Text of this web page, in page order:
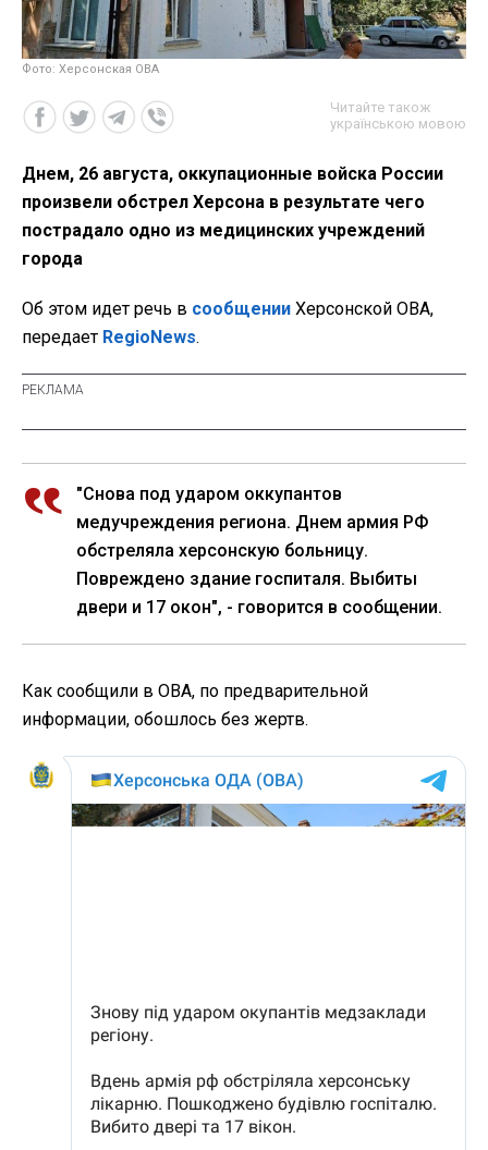
Фото: Херсонская ОВА
Читайте також
українською мовою
Днем, 26 августа, оккупационные войска России
произвели обстрел Херсона в результате чего
пострадало одно из медицинских учреждений
города
Об этом идет речь в сообщении Херсонской ОВА,
передает RegioNews.
"Снова под ударом оккупантов
медучреждения региона. Днем армия РФ
обстреляла херсонскую больницу.
Повреждено здание госпиталя. Выбиты
двери и 17 окон", - говорится в сообщении.
Как сообщили в ОВА, по предварительной
информации, обошлось без жертв.